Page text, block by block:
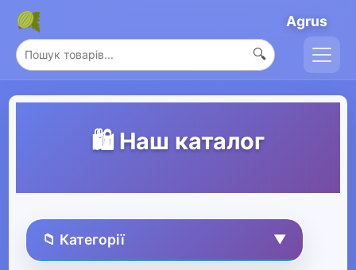
Agrus
🔍
🛍️ Наш каталог
📁 Категорії ▼